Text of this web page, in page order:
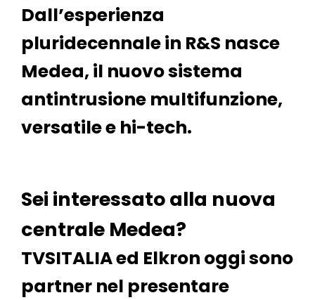
Dall’esperienza
pluridecennale in R&S nasce
Medea, il nuovo sistema
antintrusione multifunzione,
versatile e hi-tech.
Sei interessato alla nuova
centrale Medea?
TVSITALIA ed Elkron oggi sono
partner nel presentare